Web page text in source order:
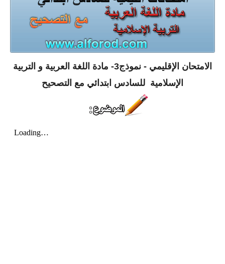
الامتحان الإقليمي - نموذج3- مادة اللغة العربية و التربية
الإسلامية للسادس ابتدائي مع التصحيح